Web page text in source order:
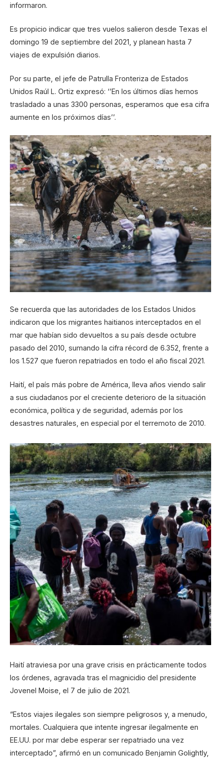
informaron.
Es propicio indicar que tres vuelos salieron desde Texas el
domingo 19 de septiembre del 2021, y planean hasta 7
viajes de expulsión diarios.
Por su parte, el jefe de Patrulla Fronteriza de Estados
Unidos Raúl L. Ortiz expresó: ‘’En los últimos días hemos
trasladado a unas 3300 personas, esperamos que esa cifra
aumente en los próximos días’’.
Se recuerda que las autoridades de los Estados Unidos
indicaron que los migrantes haitianos interceptados en el
mar que habían sido devueltos a su país desde octubre
pasado del 2010, sumando la cifra récord de 6.352, frente a
los 1.527 que fueron repatriados en todo el año fiscal 2021.
Haití, el país más pobre de América, lleva años viendo salir
a sus ciudadanos por el creciente deterioro de la situación
económica, política y de seguridad, además por los
desastres naturales, en especial por el terremoto de 2010.
Haití atraviesa por una grave crisis en prácticamente todos
los órdenes, agravada tras el magnicidio del presidente
Jovenel Moise, el 7 de julio de 2021.
“Estos viajes ilegales son siempre peligrosos y, a menudo,
mortales. Cualquiera que intente ingresar ilegalmente en
EE.UU. por mar debe esperar ser repatriado una vez
interceptado”, afirmó en un comunicado Benjamin Golightly,